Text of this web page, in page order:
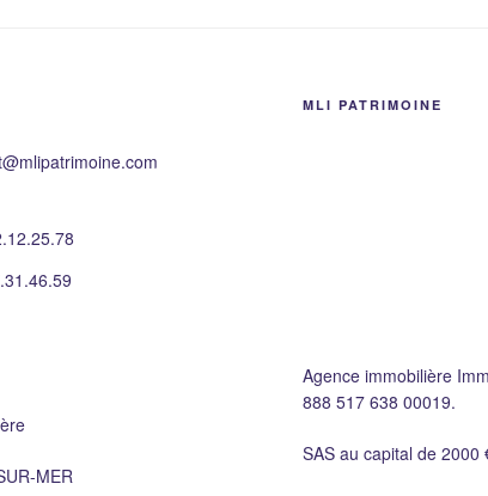
MER
MLI PATRIMOINE
Agence immobilière
888 517 638 00019.
SAS au capital de